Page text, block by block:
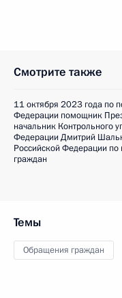
Смотрите также
11 октября 2023 года по
Федерации помощник
начальник Контрольного
Федерации Дмитрий
Российской Федерации
граждан
Темы
Обращения граждан